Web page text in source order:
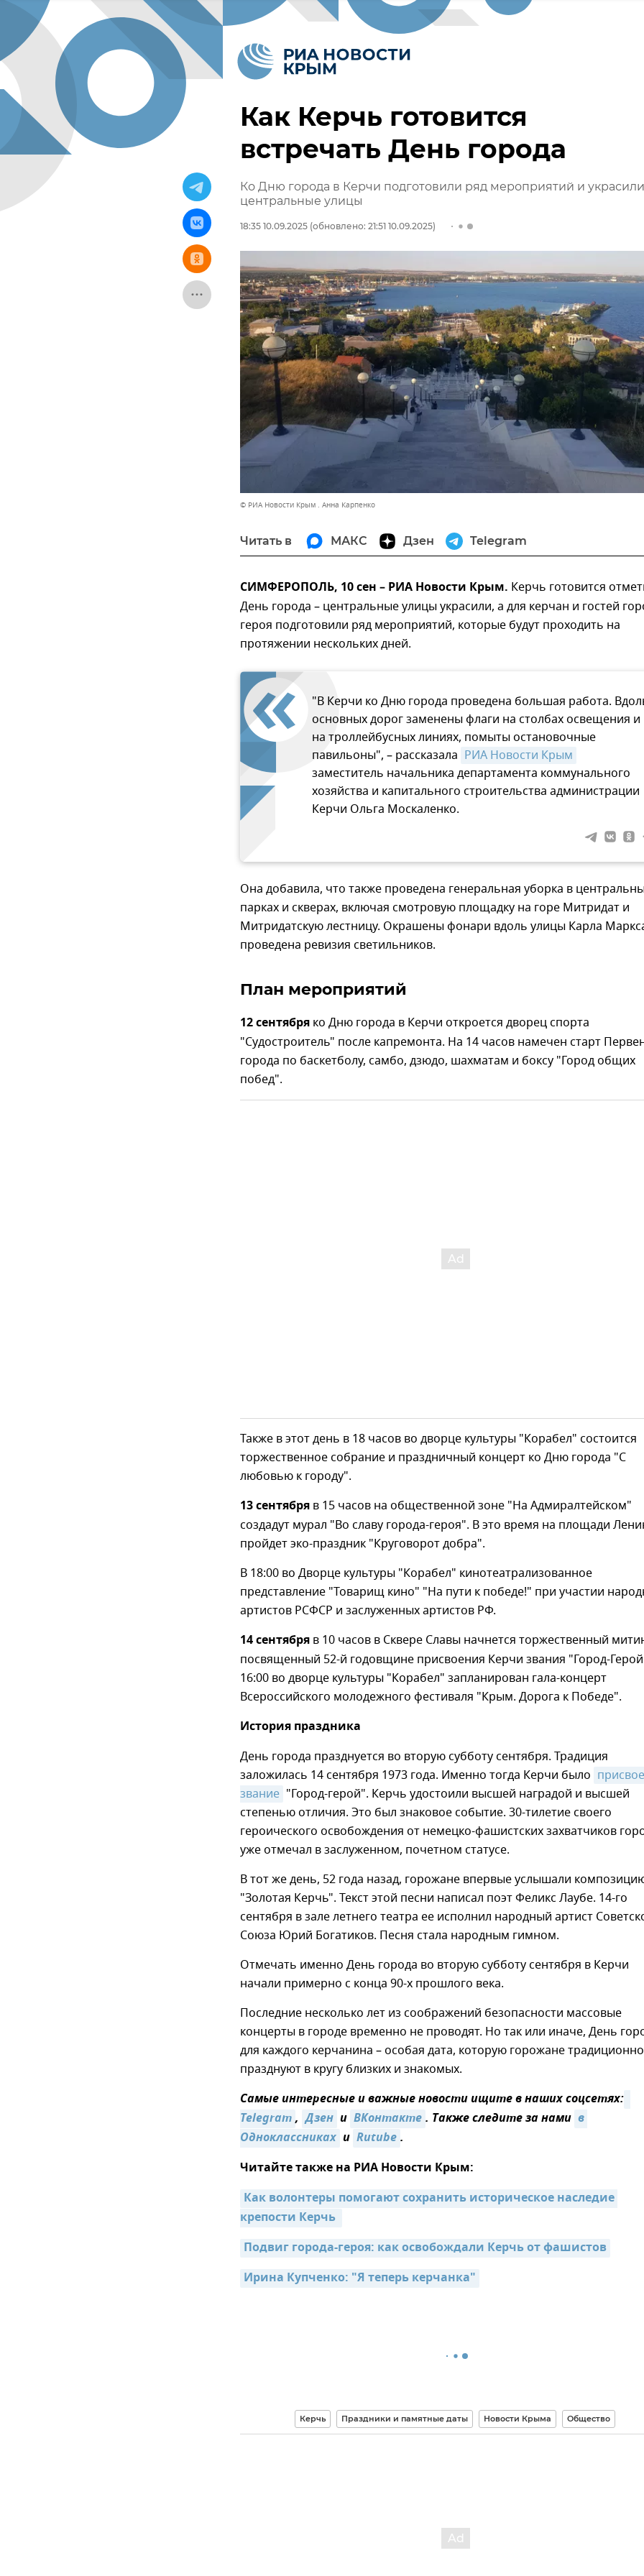
Как Керчь готовится
встречать День города
Ко Дню города в Керчи подготовили ряд мероприятий и украсили
центральные улицы
18:35 10.09.2025 (обновлено: 21:51 10.09.2025)
© РИА Новости Крым . Анна Карпенко
Читать в МАКС Дзен Telegram
СИМФЕРОПОЛЬ, 10 сен – РИА Новости Крым. Керчь готовится
День города – центральные улицы украсили, а для керчан и гостей
героя подготовили ряд мероприятий, которые будут проходить на
протяжении нескольких дней.
"В Керчи ко Дню города проведена большая работа.
основных дорог заменены флаги на столбах освещения и
на троллейбусных линиях, помыты остановочные
павильоны", – рассказала РИА Новости Крым
заместитель начальника департамента коммунального
хозяйства и капитального строительства администрации
Керчи Ольга Москаленко.
Она добавила, что также проведена генеральная уборка в
парках и скверах, включая смотровую площадку на горе Митридат и
Митридатскую лестницу. Окрашены фонари вдоль улицы Карла
проведена ревизия светильников.
План мероприятий
12 сентября ко Дню города в Керчи откроется дворец спорта
"Судостроитель" после капремонта. На 14 часов намечен старт
города по баскетболу, самбо, дзюдо, шахматам и боксу "Город общих
побед".
Также в этот день в 18 часов во дворце культуры "Корабел" состоится
торжественное собрание и праздничный концерт ко Дню города "С
любовью к городу".
13 сентября в 15 часов на общественной зоне "На Адмиралтейском"
создадут мурал "Во славу города-героя". В это время на площади
пройдет эко-праздник "Круговорот добра".
В 18:00 во Дворце культуры "Корабел" кинотеатрализованное
представление "Товарищ кино" "На пути к победе!" при участии
артистов РСФСР и заслуженных артистов РФ.
14 сентября в 10 часов в Сквере Славы начнется торжественный
посвященный 52-й годовщине присвоения Керчи звания "Город-
16:00 во дворце культуры "Корабел" запланирован гала-концерт
Всероссийского молодежного фестиваля "Крым. Дорога к Победе".
История праздника
День города празднуется во вторую субботу сентября. Традиция
заложилась 14 сентября 1973 года. Именно тогда Керчи было
звание "Город-герой". Керчь удостоили высшей наградой и высшей
степенью отличия. Это был знаковое событие. 30-тилетие своего
героического освобождения от немецко-фашистских захватчиков
уже отмечал в заслуженном, почетном статусе.
В тот же день, 52 года назад, горожане впервые услышали
"Золотая Керчь". Текст этой песни написал поэт Феликс Лаубе. 14-го
сентября в зале летнего театра ее исполнил народный артист
Союза Юрий Богатиков. Песня стала народным гимном.
Отмечать именно День города во вторую субботу сентября в Керчи
начали примерно с конца 90-х прошлого века.
Последние несколько лет из соображений безопасности массовые
концерты в городе временно не проводят. Но так или иначе, День
для каждого керчанина – особая дата, которую горожане традиционно
празднуют в кругу близких и знакомых.
Самые интересные и важные новости ищите в наших соцсетях:
Telegram, Дзен и ВКонтакте. Также следите за нами в
Одноклассниках и Rutube.
Читайте также на РИА Новости Крым:
Как волонтеры помогают сохранить историческое наследие
крепости Керчь
Подвиг города-героя: как освобождали Керчь от фашистов
Ирина Купченко: "Я теперь керчанка"
Керчь Праздники и памятные даты Новости Крыма Общество